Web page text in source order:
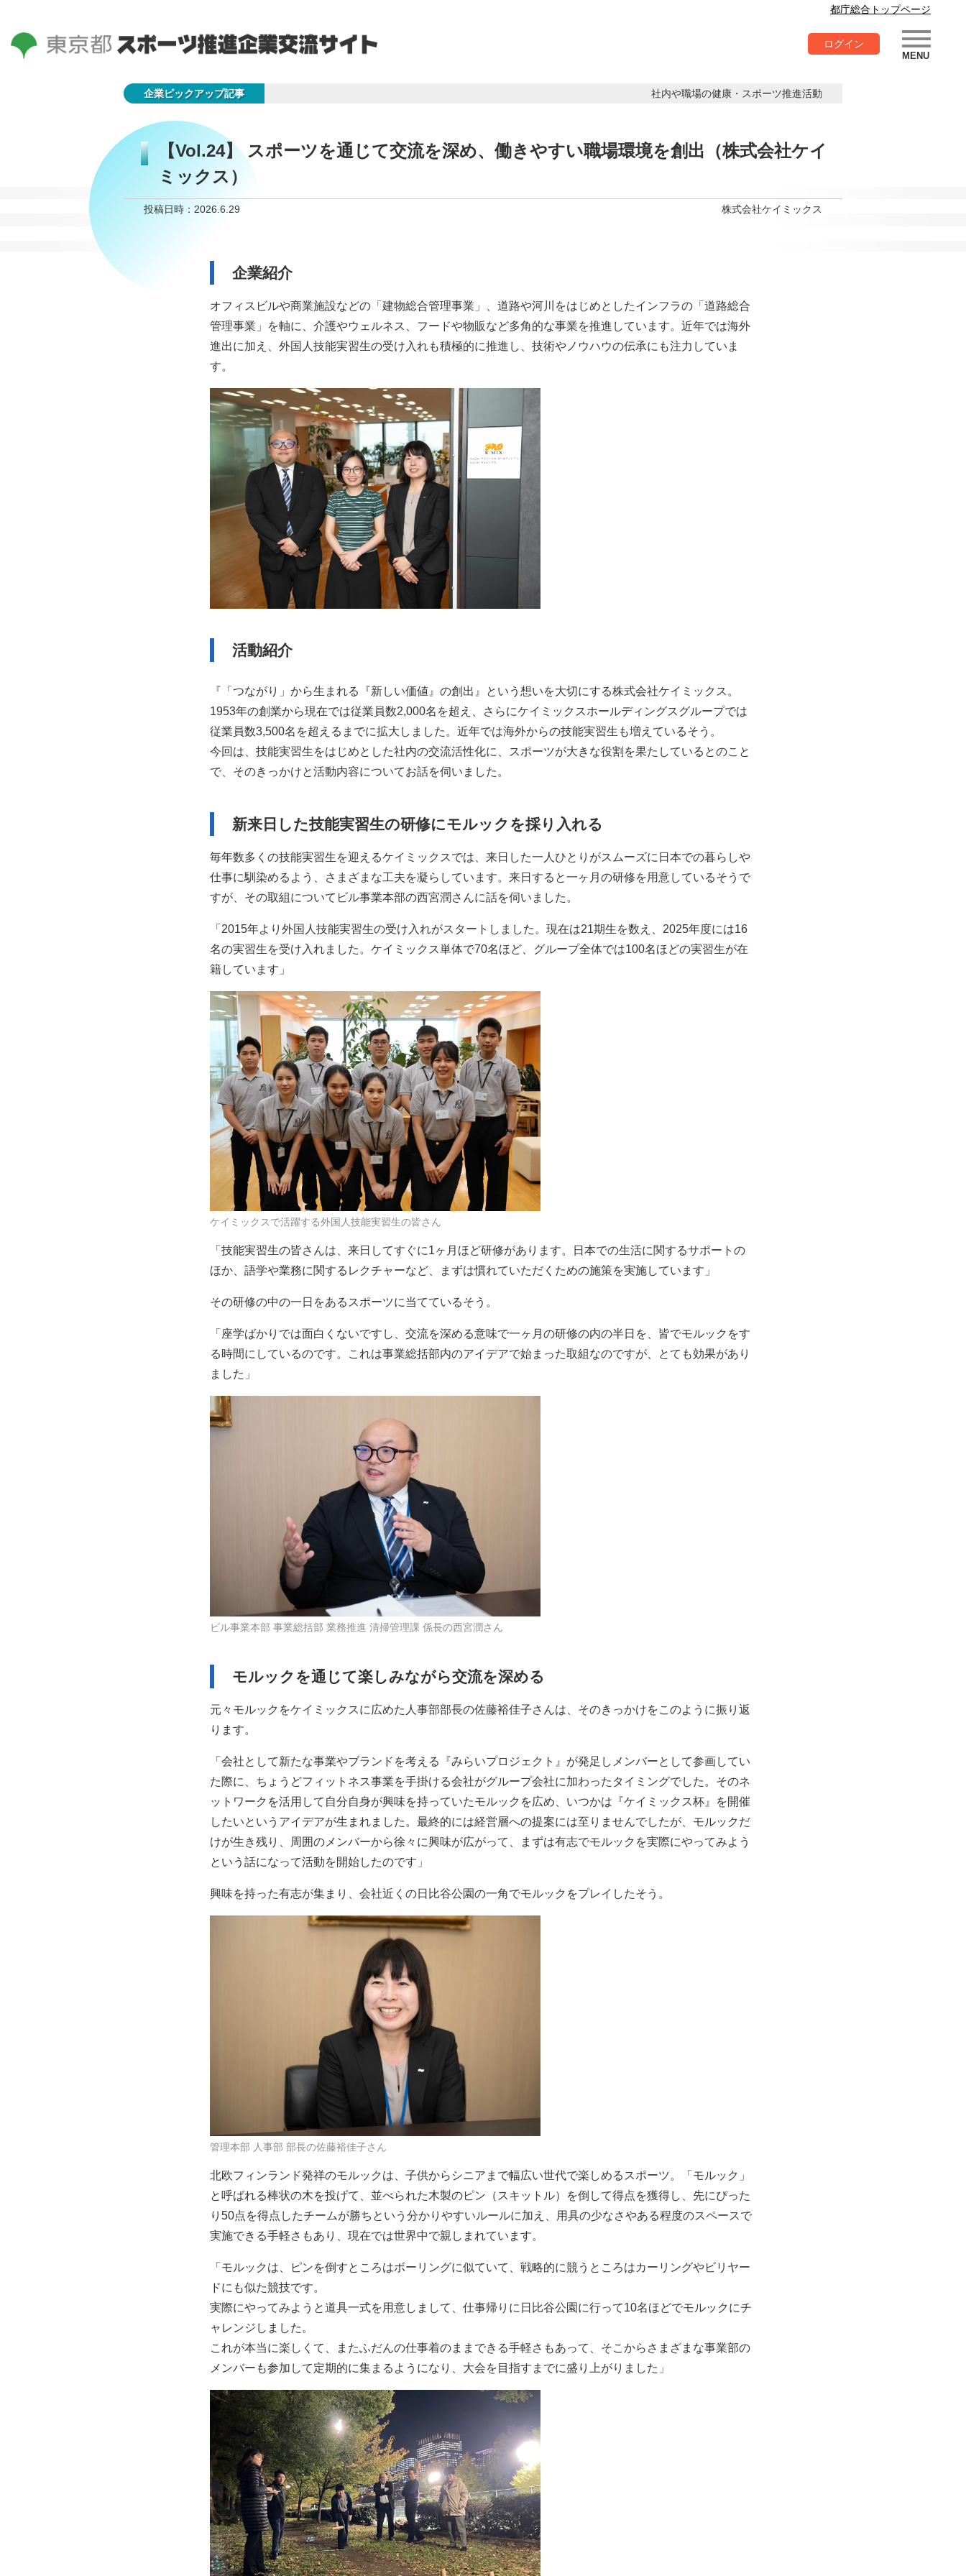
都庁総合トップページ
ログイン
企業ピックアップ記事 社内や職場の健康・スポーツ推進活動
【Vol.24】 スポーツを通じて交流を深め、働きやすい職場環境を創出（株式会社ケイ
ミックス）
投稿日時：2026.6.29 株式会社ケイミックス
企業紹介
オフィスビルや商業施設などの「建物総合管理事業」、道路や河川をはじめとしたインフラの「道路総合
管理事業」を軸に、介護やウェルネス、フードや物販など多角的な事業を推進しています。近年では海外
進出に加え、外国人技能実習生の受け入れも積極的に推進し、技術やノウハウの伝承にも注力していま
す。
活動紹介
『「つながり」から生まれる『新しい価値』の創出』という想いを大切にする株式会社ケイミックス。
1953年の創業から現在では従業員数2,000名を超え、さらにケイミックスホールディングスグループでは
従業員数3,500名を超えるまでに拡大しました。近年では海外からの技能実習生も増えているそう。
今回は、技能実習生をはじめとした社内の交流活性化に、スポーツが大きな役割を果たしているとのこと
で、そのきっかけと活動内容についてお話を伺いました。
新来日した技能実習生の研修にモルックを採り入れる
毎年数多くの技能実習生を迎えるケイミックスでは、来日した一人ひとりがスムーズに日本での暮らしや
仕事に馴染めるよう、さまざまな工夫を凝らしています。来日すると一ヶ月の研修を用意しているそうで
すが、その取組についてビル事業本部の西宮潤さんに話を伺いました。
「2015年より外国人技能実習生の受け入れがスタートしました。現在は21期生を数え、2025年度には16
名の実習生を受け入れました。ケイミックス単体で70名ほど、グループ全体では100名ほどの実習生が在
籍しています」
ケイミックスで活躍する外国人技能実習生の皆さん
「技能実習生の皆さんは、来日してすぐに1ヶ月ほど研修があります。日本での生活に関するサポートの
ほか、語学や業務に関するレクチャーなど、まずは慣れていただくための施策を実施しています」
その研修の中の一日をあるスポーツに当てているそう。
「座学ばかりでは面白くないですし、交流を深める意味で一ヶ月の研修の内の半日を、皆でモルックをす
る時間にしているのです。これは事業総括部内のアイデアで始まった取組なのですが、とても効果があり
ました」
ビル事業本部 事業総括部 業務推進 清掃管理課 係長の西宮潤さん
モルックを通じて楽しみながら交流を深める
元々モルックをケイミックスに広めた人事部部長の佐藤裕佳子さんは、そのきっかけをこのように振り返
ります。
「会社として新たな事業やブランドを考える『みらいプロジェクト』が発足しメンバーとして参画してい
た際に、ちょうどフィットネス事業を手掛ける会社がグループ会社に加わったタイミングでした。そのネ
ットワークを活用して自分自身が興味を持っていたモルックを広め、いつかは『ケイミックス杯』を開催
したいというアイデアが生まれました。最終的には経営層への提案には至りませんでしたが、モルックだ
けが生き残り、周囲のメンバーから徐々に興味が広がって、まずは有志でモルックを実際にやってみよう
という話になって活動を開始したのです」
興味を持った有志が集まり、会社近くの日比谷公園の一角でモルックをプレイしたそう。
管理本部 人事部 部長の佐藤裕佳子さん
北欧フィンランド発祥のモルックは、子供からシニアまで幅広い世代で楽しめるスポーツ。「モルック」
と呼ばれる棒状の木を投げて、並べられた木製のピン（スキットル）を倒して得点を獲得し、先にぴった
り50点を得点したチームが勝ちという分かりやすいルールに加え、用具の少なさやある程度のスペースで
実施できる手軽さもあり、現在では世界中で親しまれています。
「モルックは、ピンを倒すところはボーリングに似ていて、戦略的に競うところはカーリングやビリヤー
ドにも似た競技です。
実際にやってみようと道具一式を用意しまして、仕事帰りに日比谷公園に行って10名ほどでモルックにチ
ャレンジしました。
これが本当に楽しくて、またふだんの仕事着のままできる手軽さもあって、そこからさまざまな事業部の
メンバーも参加して定期的に集まるようになり、大会を目指すまでに盛り上がりました」